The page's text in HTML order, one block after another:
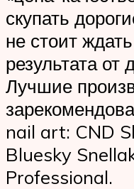
скупать
не стоит
результата
Лучшие
nail art: CND
Bluesky
Professional.